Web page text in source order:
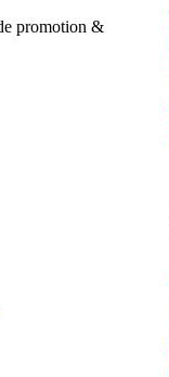
promotion &